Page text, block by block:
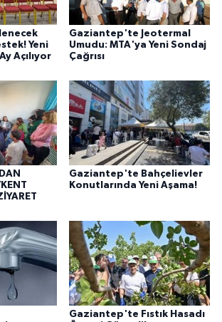
Yeni
Açılıyor
Gaziantep'te Jeotermal
Umudu: MTA'ya Yeni Sondaj
Çağrısı
Gaziantep'te Bahçelievler
Konutlarında Yeni Aşama!
Gaziantep'te Fıstık Hasadı